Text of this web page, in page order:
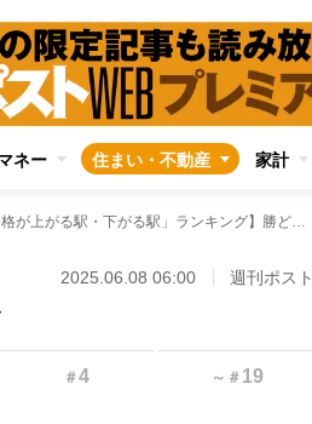
ネー 住まい・不動産 家計
【東京都「10年後に不動産価格が上がる駅・下がる駅」ランキング】勝どき、月島などベイエリアが上位に ワースト「高島平」は団地入居者の高齢化が深刻
2025.06.08 06:00 週刊ポスト
＃4 ～ ＃ 19